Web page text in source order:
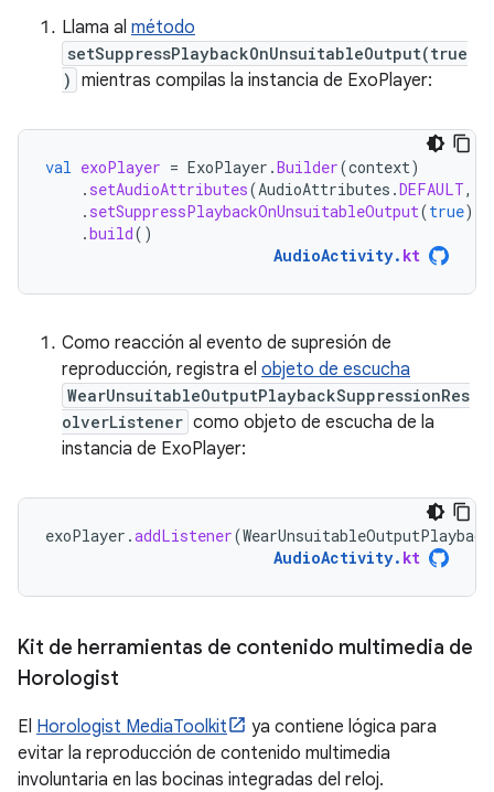
Llama al método
setSuppressPlaybackOnUnsuitableOutput(true
) mientras compilas la instancia de ExoPlayer:
val exoPlayer = ExoPlayer .Builder(context)
. setAudioAttributes(AudioAttributes .DEFAULT,
. setSuppressPlaybackOnUnsuitableOutput(true)
.build()
AudioActivity. kt
Como reacción al evento de supresión de
reproducción, registra el objeto de escucha
WearUnsuitableOutputPlaybackSuppressionRes
olverListener como objeto de escucha de la
instancia de ExoPlayer:
exoPlayer .addListener(
AudioActivity. kt
Kit de herramientas de contenido multimedia de
Horologist
El Horologist MediaToolkit
ya contiene lógica para
evitar la reproducción de contenido multimedia
involuntaria en las bocinas integradas del reloj.